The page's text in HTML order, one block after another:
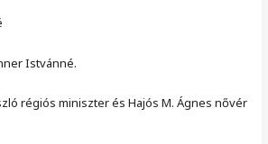
Istvánné.
régiós miniszter és Hajós M. Ágnes nővér